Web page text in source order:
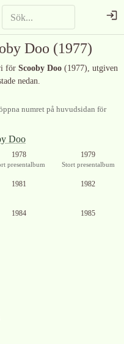
Doo (1977)
för Scooby Doo (1977), utgiven
nedan.
numret på huvudsidan för
Doo
1978
presentalbum
1979
Stort presentalbum
1981 1982
1984 1985